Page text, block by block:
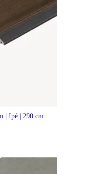
| Ipé | 290 cm